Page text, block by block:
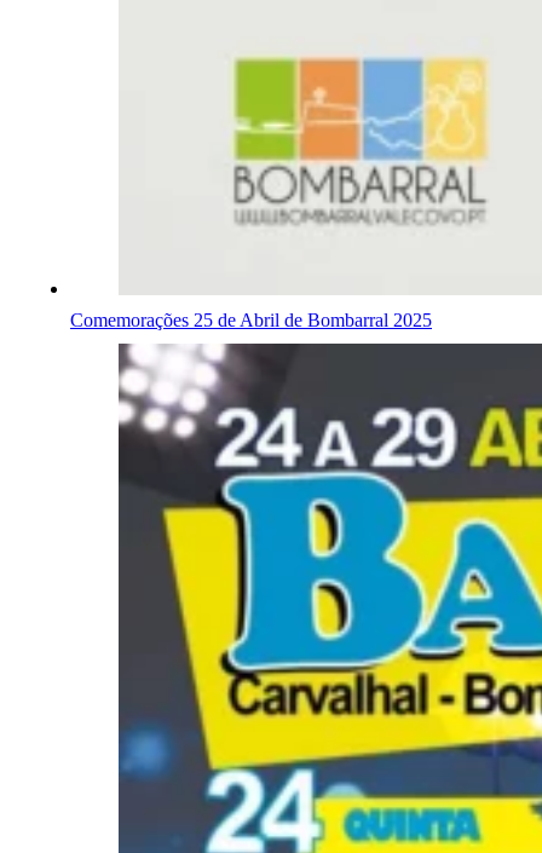
Comemorações 25 de Abril de Bombarral 2025